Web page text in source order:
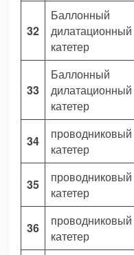
32
Баллонный
дилатационный
катетер
33
Баллонный
дилатационный
катетер
34
проводниковый
катетер
35
проводниковый
катетер
36
проводниковый
катетер